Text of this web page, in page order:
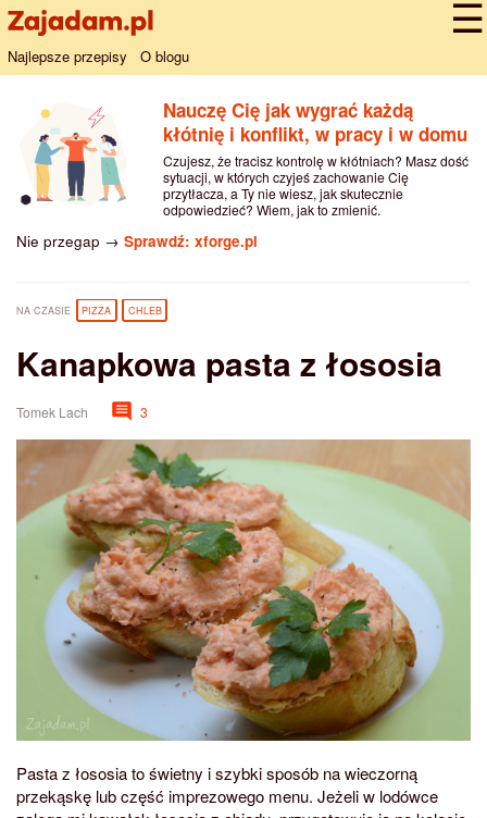
Najlepsze przepisy O blogu
Nauczę Cię jak wygrać każdą
kłótnię i konflikt, w pracy i w domu
Czujesz, że tracisz kontrolę w kłótniach? Masz dość
sytuacji, w których czyjeś zachowanie Cię
przytłacza, a Ty nie wiesz, jak skutecznie
odpowiedzieć? Wiem, jak to zmienić.
Nie przegap → Sprawdź: xforge.pl
NA CZASIE PIZZA CHLEB
Kanapkowa pasta z łososia
Tomek Lach 3
Pasta z łososia to świetny i szybki sposób na wieczorną
przekąskę lub część imprezowego menu. Jeżeli w lodówce